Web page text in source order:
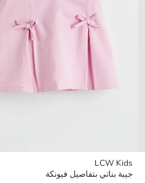
LCW Kids
جيبة بناتي بتفاصيل فيونكة